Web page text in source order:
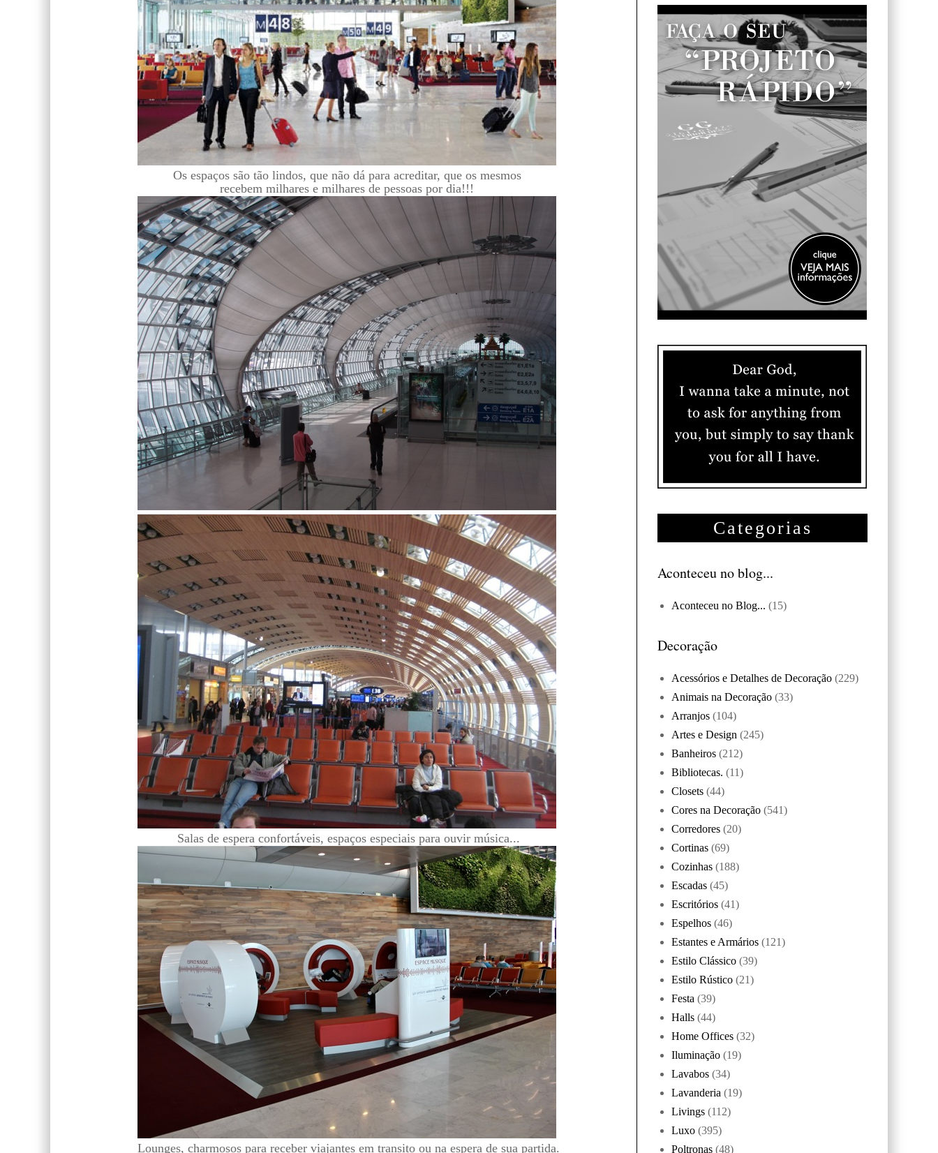
Os espaços são tão lindos, que não dá para acreditar, que os mesmos
recebem milhares e milhares de pessoas por dia!!!
Salas de espera confortáveis, espaços especiais para ouvir música...
Lounges, charmosos para receber viajantes em transito ou na espera de sua partida.
Categorias
Aconteceu no blog...
Aconteceu no Blog... (15)
Decoração
Acessórios e Detalhes de Decoração (229)
Animais na Decoração (33)
Arranjos (104)
Artes e Design (245)
Banheiros (212)
Bibliotecas. (11)
Closets (44)
Cores na Decoração (541)
Corredores (20)
Cortinas (69)
Cozinhas (188)
Escadas (45)
Escritórios (41)
Espelhos (46)
Estantes e Armários (121)
Estilo Clássico (39)
Estilo Rústico (21)
Festa (39)
Halls (44)
Home Offices (32)
Iluminação (19)
Lavabos (34)
Lavanderia (19)
Livings (112)
Luxo (395)
Poltronas (48)